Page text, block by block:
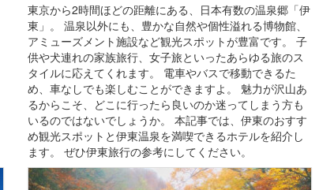
東京から2時間ほどの距離にある、日本有数の温泉郷「伊
東」。 温泉以外にも、豊かな自然や個性溢れる博物館、
アミューズメント施設など観光スポットが豊富です。 子
供や犬連れの家族旅行、女子旅といったあらゆる旅のス
タイルに応えてくれます。 電車やバスで移動できるた
め、車なしでも楽しむことができますよ。 魅力が沢山あ
るからこそ、どこに行ったら良いのか迷ってしまう方も
いるのではないでしょうか。 本記事では、伊東のおすす
め観光スポットと伊東温泉を満喫できるホテルを紹介し
ます。 ぜひ伊東旅行の参考にしてください。